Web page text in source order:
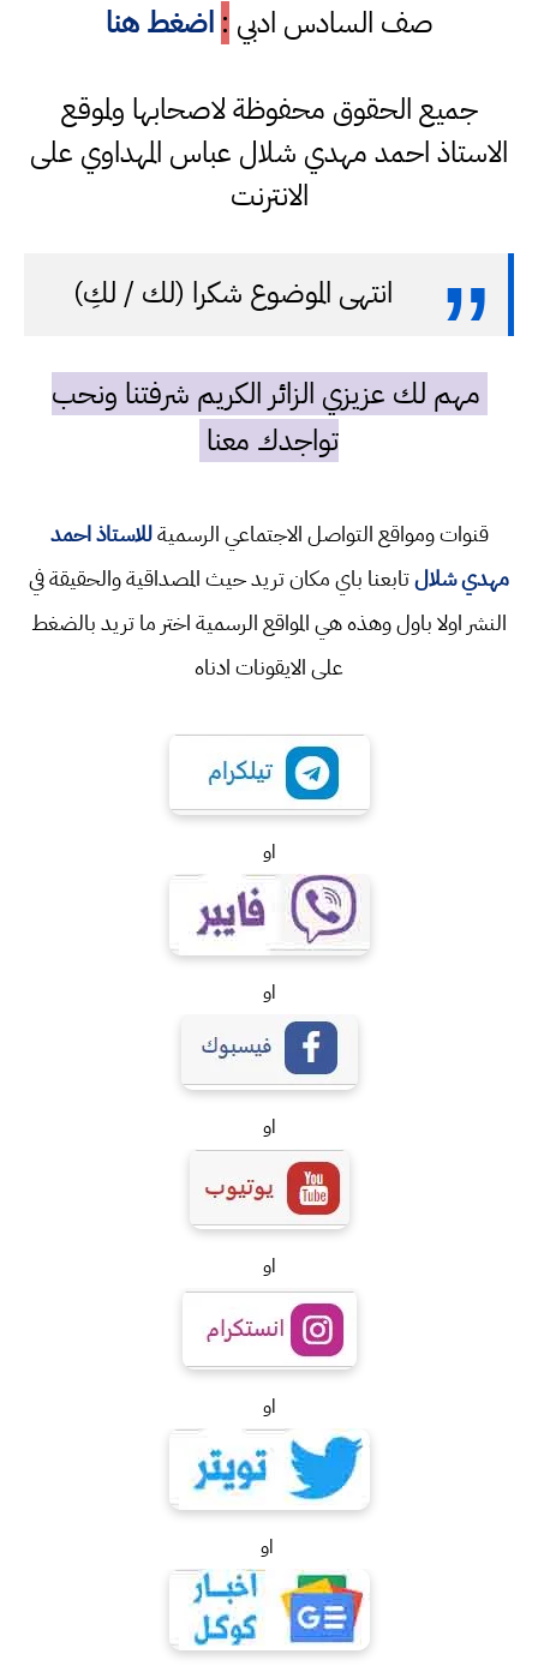
صف السادس ادبي : اضغط هنا
جميع الحقوق محفوظة لاصحابها ولموقع
الاستاذ احمد مهدي شلال عباس المهداوي على
الانترنت
انتهى الموضوع شكرا (لك / لكِ)
مهم لك عزيزي الزائر الكريم شرفتنا ونحب
تواجدك معنا
قنوات ومواقع التواصل الاجتماعي الرسميةللاستاذ احمد
مهدي شلالتابعنا باي مكان تريد حيث المصداقية والحقيقة في
النشر اولا باول وهذه هي المواقع الرسمية اختر ما تريد بالضغط
على الايقونات ادناه
او
او
او
او
او
او